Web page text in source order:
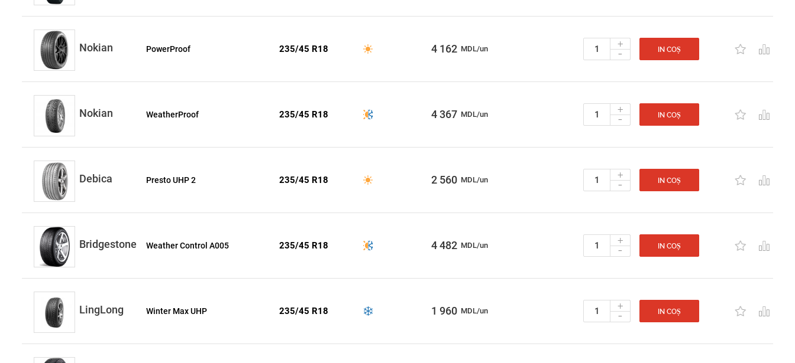
Nokian PowerProof 235/45 R18 4 162 MDL/un +
- IN COȘ
Nokian WeatherProof 235/45 R18 4 367 MDL/un +
- IN COȘ
Debica Presto UHP 2 235/45 R18 2 560 MDL/un +
- IN COȘ
Bridgestone Weather Control A005 235/45 R18 4 482 MDL/un +
- IN COȘ
LingLong Winter Max UHP 235/45 R18 1 960 MDL/un +
- IN COȘ